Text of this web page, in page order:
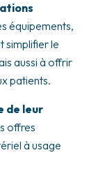
équipements,
simplifier le
aussi à offrir
patients.
de leur
offres
à usage